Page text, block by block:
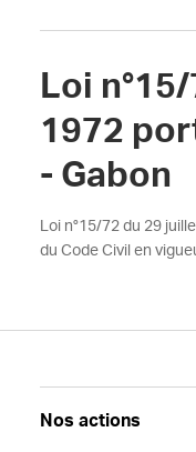
Loi
1972
- Gabon
Loi n°15/72 du 29
du Code Civil en
Nos actions